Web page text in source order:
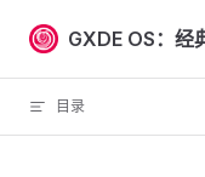
Skip to content
GXDE OS：经
目录